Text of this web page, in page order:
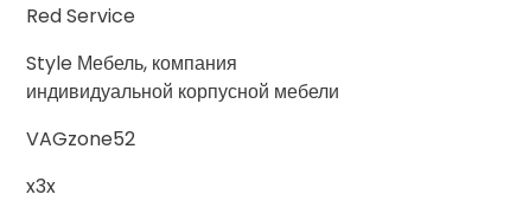
Red Service
Style Мебель, компания
индивидуальной корпусной мебели
VAGzone52
x3x